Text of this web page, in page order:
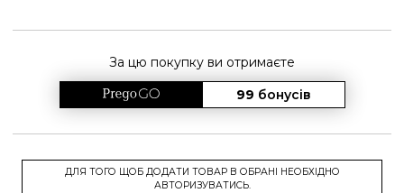
За цю покупку ви отримаєте
99 бонусів
ДЛЯ ТОГО ЩОБ ДОДАТИ ТОВАР В ОБРАНІ НЕОБХІДНО
АВТОРИЗУВАТИСЬ.